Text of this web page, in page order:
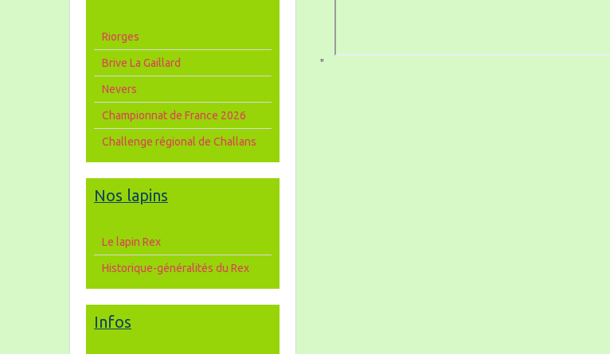
"
Riorges
Brive La Gaillard
Nevers
Championnat de France 2026
Challenge régional de Challans
Nos lapins
Le lapin Rex
Historique-généralités du Rex
Infos